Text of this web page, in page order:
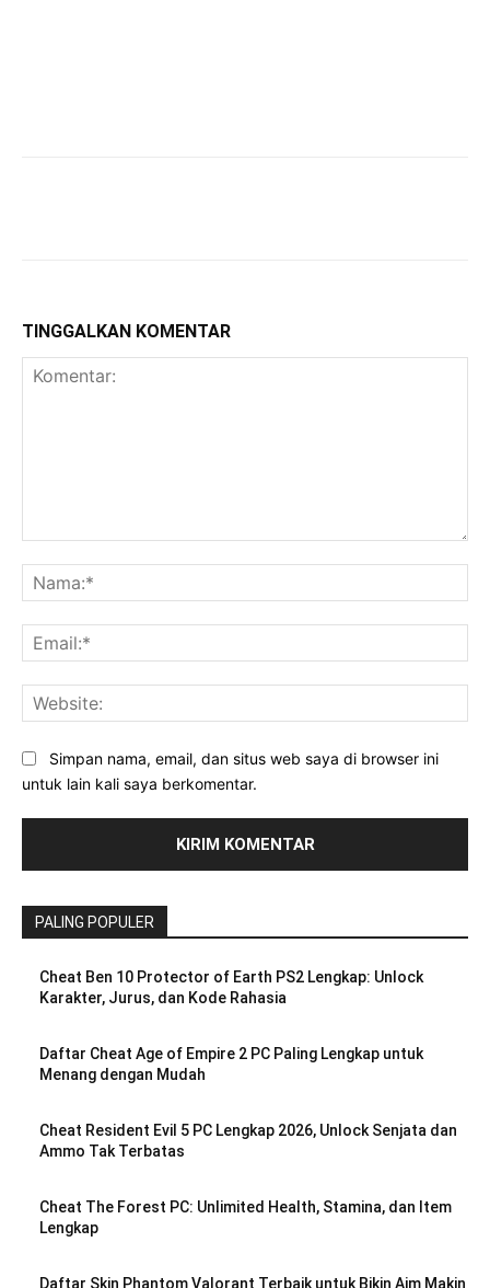
TINGGALKAN KOMENTAR
Simpan nama, email, dan situs web saya di browser ini
untuk lain kali saya berkomentar.
PALING POPULER
Cheat Ben 10 Protector of Earth PS2 Lengkap: Unlock
Karakter, Jurus, dan Kode Rahasia
Daftar Cheat Age of Empire 2 PC Paling Lengkap untuk
Menang dengan Mudah
Cheat Resident Evil 5 PC Lengkap 2026, Unlock Senjata dan
Ammo Tak Terbatas
Cheat The Forest PC: Unlimited Health, Stamina, dan Item
Lengkap
Daftar Skin Phantom Valorant Terbaik untuk Bikin Aim Makin